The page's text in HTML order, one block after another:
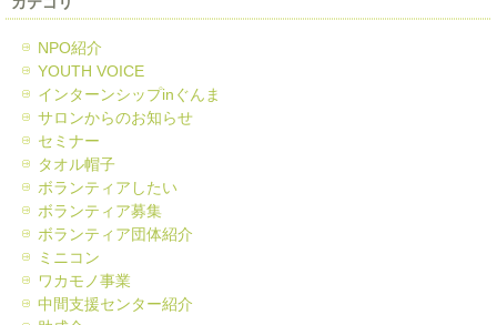
NPO紹介
YOUTH VOICE
インターンシップinぐんま
サロンからのお知らせ
セミナー
タオル帽子
ボランティアしたい
ボランティア募集
ボランティア団体紹介
ミニコン
ワカモノ事業
中間支援センター紹介